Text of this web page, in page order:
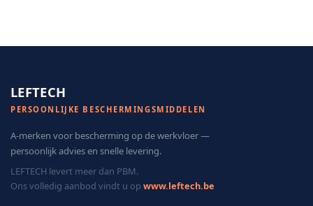
LEFTECH
PERSOONLIJKE BESCHERMINGSMIDDELEN
A-merken voor bescherming op de werkvloer —
persoonlijk advies en snelle levering.
LEFTECH levert meer dan PBM.
Ons volledig aanbod vindt u op www.leftech.be